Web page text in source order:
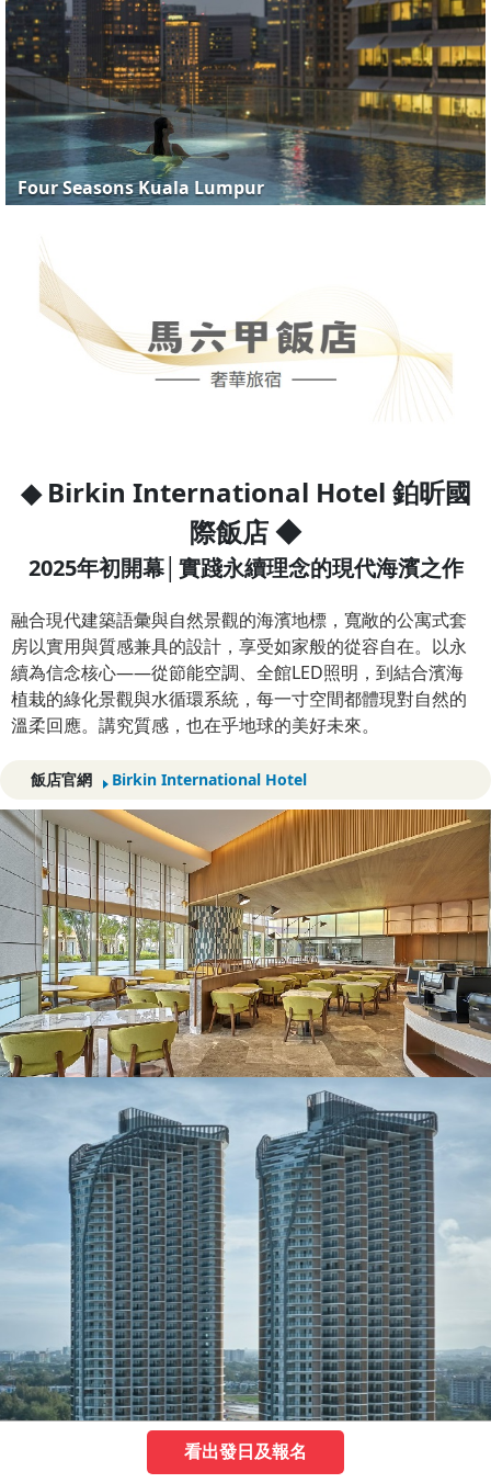
看出發日及報名
Four Seasons Kuala Lumpur
◆ Birkin International Hotel 鉑昕國
際飯店 ◆
2025年初開幕│實踐永續理念的現代海濱之作
融合現代建築語彙與自然景觀的海濱地標，寬敞的公寓式套
房以實用與質感兼具的設計，享受如家般的從容自在。以永
續為信念核心——從節能空調、全館LED照明，到結合濱海
植栽的綠化景觀與水循環系統，每一寸空間都體現對自然的
溫柔回應。講究質感，也在乎地球的美好未來。
飯店官網 Birkin International Hotel